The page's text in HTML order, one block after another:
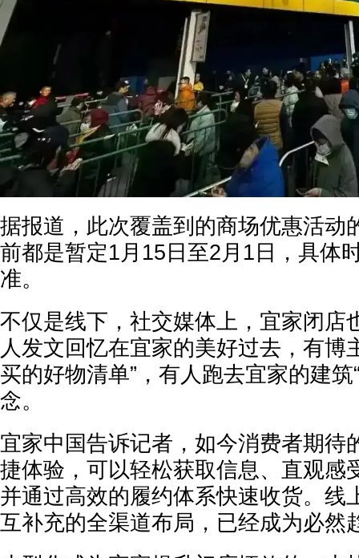
据报道，此次覆盖到的商场优惠活动
前都是暂定1月15日至2月1日，具体
准。
不仅是线下，社交媒体上，宜家闭店
人发文回忆在宜家的美好过去，有博
买的好物清单”，有人跑去宜家的建筑
念。
宜家中国告诉记者，如今消费者期待
捷体验，可以轻松获取信息、直观感
并通过高效的履约体系快速收货。线
互补充的全渠道布局，已经成为必然